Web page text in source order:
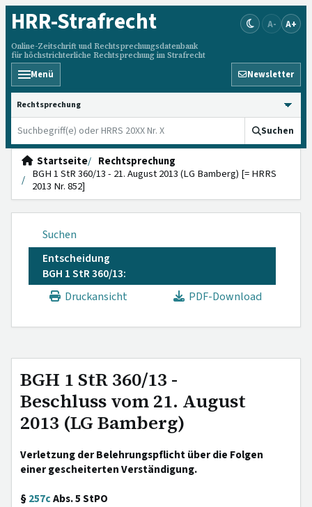
HRR-Strafrecht
Online-Zeitschrift und Rechtsprechungsdatenbank
für höchstrichterliche Rechtsprechung im Strafrecht
A- A+
Menü Newsletter
HRRS durchsuchen
Suchen
Startseite
Rechtsprechung
BGH 1 StR 360/13 - 21. August 2013 (LG Bamberg) [= HRRS
2013 Nr. 852]
Suchen
Entscheidung
BGH 1 StR 360/13:
Druckansicht
PDF-Download
BGH 1 StR 360/13 -
Beschluss vom 21. August
2013 (LG Bamberg)
Verletzung der Belehrungspflicht über die Folgen
einer gescheiterten Verständigung.
§257cAbs. 5 StPO